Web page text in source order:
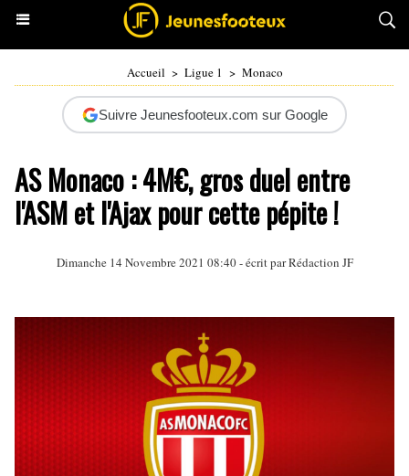
Accueil > Ligue 1 > Monaco
Suivre Jeunesfooteux.com sur Google
AS Monaco : 4M€, gros duel entre
l'ASM et l'Ajax pour cette pépite !
Dimanche 14 Novembre 2021 08:40 - écrit par Rédaction JF